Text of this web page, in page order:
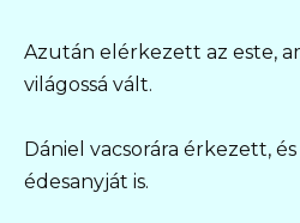
Azután elérkezett az este,
világossá vált.
Dániel vacsorára érkezett,
édesanyját is.